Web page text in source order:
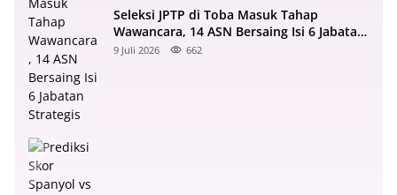
Seleksi JPTP di Toba Masuk Tahap
Wawancara, 14 ASN Bersaing Isi 6 Jabatan
Strategis
9 Juli 2026 662